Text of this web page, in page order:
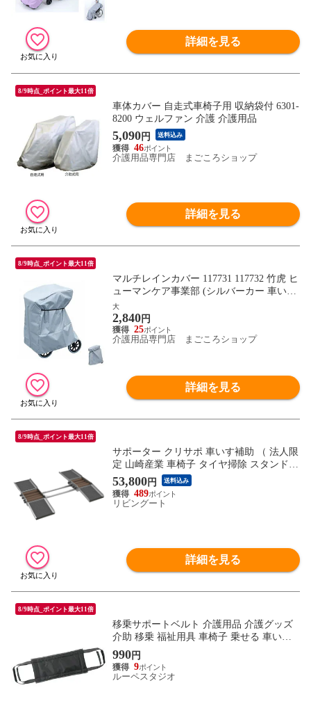
詳細を見る
8/9時点_ポイント最大11倍
車体カバー 自走式車椅子用 収納袋付 6301-
8200 ウェルファン 介護 介護用品
5,090円 送料込み
46
介護用品専門店 まごころショップ
詳細を見る
8/9時点_ポイント最大11倍
マルチレインカバー 117731 117732 竹虎 ヒ
ューマンケア事業部 (シルバーカー 車いす
カバー マルチ カバー) 介護用品
大
2,840円
25
介護用品専門店 まごころショップ
詳細を見る
8/9時点_ポイント最大11倍
サポーター クリサポ 車いす補助 （ 法人限
定 山崎産業 車椅子 タイヤ掃除 スタンド
負担軽減 移乗不要 施設 玄関 内外兼用 車
いす 車イス タイヤ 車輪 ホイール 掃除 お
手入れ 座ったまま ）
53,800円 送料込み
489
リビングート
詳細を見る
8/9時点_ポイント最大11倍
移乗サポートベルト 介護用品 介護グッズ
介助 移乗 福祉用具 車椅子 乗せる 車いす
立ち上がり 起き上がり 支える 携帯 持ち運
び 便利グッズ
990円
9
ルーペスタジオ